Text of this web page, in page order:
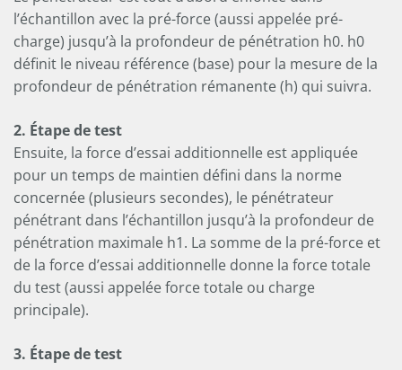
----
l’échantillon avec la pré-force (aussi appelée pré-
charge) jusqu’à la profondeur de pénétration h0. h0
définit le niveau référence (base) pour la mesure de la
profondeur de pénétration rémanente (h) qui suivra.
2. Étape de test
Ensuite, la force d’essai additionnelle est appliquée
pour un temps de maintien défini dans la norme
concernée (plusieurs secondes), le pénétrateur
pénétrant dans l’échantillon jusqu’à la profondeur de
pénétration maximale h1. La somme de la pré-force et
de la force d’essai additionnelle donne la force totale
du test (aussi appelée force totale ou charge
principale).
3. Étape de test